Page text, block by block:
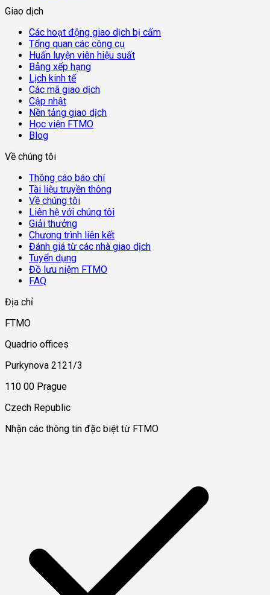
Giao dịch
Các hoạt động giao dịch bị cấm
Tổng quan các công cụ
Huấn luyện viên hiệu suất
Bảng xếp hạng
Lịch kinh tế
Các mã giao dịch
Cập nhật
Nền tảng giao dịch
Học viện FTMO
Blog
Về chúng tôi
Thông cáo báo chí
Tài liệu truyền thông
Về chúng tôi
Liên hệ với chúng tôi
Giải thưởng
Chương trình liên kết
Đánh giá từ các nhà giao dịch
Tuyển dụng
Đồ lưu niệm FTMO
FAQ
Địa chỉ
FTMO
Quadrio offices
Purkynova 2121/3
110 00 Prague
Czech Republic
Nhận các thông tin đặc biệt từ FTMO